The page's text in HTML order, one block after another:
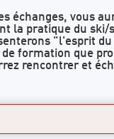
échanges, vous
la pratique du ski/
"l'esprit
formation que
rencontrer et